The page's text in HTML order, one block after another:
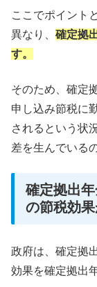
ここでポイント
異なり、 確定拠
す。
そのため、確定
申し込み節税に
されるという状
差を生んでいる
確定拠出
の節税効
政府は、確定拠
効果を確定拠出